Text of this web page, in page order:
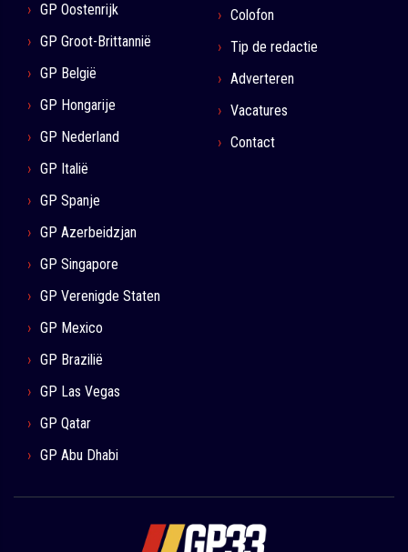
GP Oostenrijk
GP Groot-Brittannië
GP België
GP Hongarije
GP Nederland
GP Italië
GP Spanje
GP Azerbeidzjan
GP Singapore
GP Verenigde Staten
GP Mexico
GP Brazilië
GP Las Vegas
GP Qatar
GP Abu Dhabi
Colofon
Tip de redactie
Adverteren
Vacatures
Contact